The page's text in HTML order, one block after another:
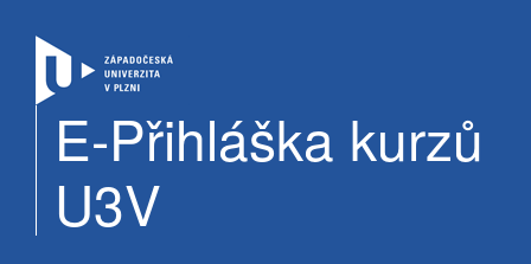
E-Přihláška kurzů
U3V